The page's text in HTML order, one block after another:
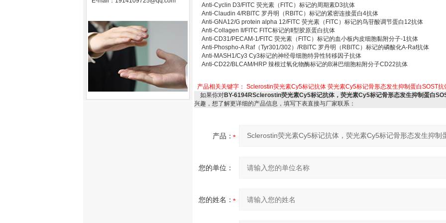
Anti-Cyclin D3/FITC 荧光素（FITC）标记的周期素D3抗体
Anti-Claudin 4/RBITC 罗丹明（RBITC）标记的紧密连接蛋白4抗体
Anti-GNA12/G protein alpha 12/FITC 荧光素（FITC）标记的鸟苷酸调节蛋白12抗体
Anti-Collagen II/FITC FITC标记的Ⅱ型胶原蛋白抗体
Anti-CD31/PECAM-1/FITC 荧光素（FITC）标记的血小板内皮细胞黏附分子-1抗体
Anti-Phospho-A Raf（Tyr301/302）/RBITC 罗丹明（RBITC）标记的磷酸化A-Raf抗体
Anti-MASH1/Cy3 Cy3标记的神经母细胞特异性转移因子抗体
Anti-CD22/BLCAM/HRP 辣根过氧化物酶标记的B淋巴细胞粘附分子CD22抗体
产品相关关键字： Sclerostin荧光素Cy5标记抗体 荧光素Cy5标记骨形态发生抑制蛋白SOST抗
如果你对BY-6194RSclerostin荧光素Cy5标记抗体，荧光素Cy5标记骨形态发生抑制蛋白
兴趣，想了解更详细的产品信息，填写下表直接与厂家联系：
产品：
您的单位：
您的姓名：